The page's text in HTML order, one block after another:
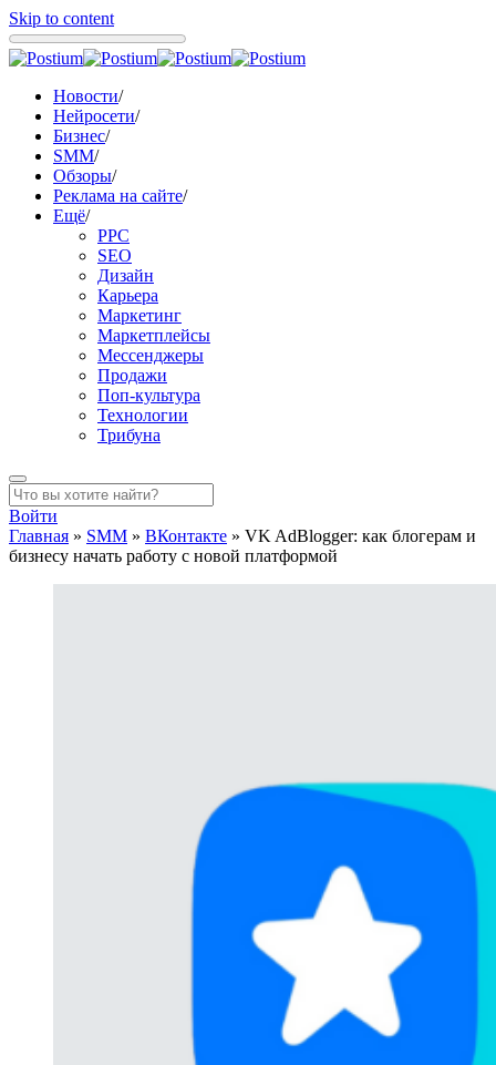
Skip to content
Новости/
Нейросети/
Бизнес/
SMM/
Обзоры/
Реклама на сайте/
Ещё/
PPC
SEO
Дизайн
Карьера
Маркетинг
Маркетплейсы
Мессенджеры
Продажи
Поп-культура
Технологии
Трибуна
Войти
Главная » SMM » ВКонтакте » VK AdBlogger: как блогерам и
бизнесу начать работу с новой платформой